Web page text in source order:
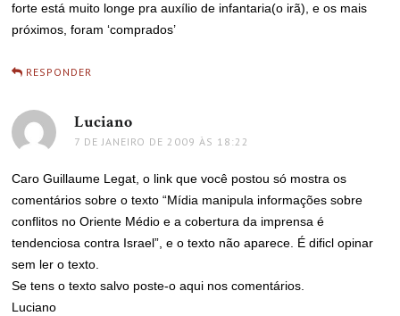
forte está muito longe pra auxílio de infantaria(o irã), e os mais
próximos, foram ‘comprados’
RESPONDER
Luciano
7 DE JANEIRO DE 2009 ÀS 18:22
Caro Guillaume Legat, o link que você postou só mostra os
comentários sobre o texto “Mídia manipula informações sobre
conflitos no Oriente Médio e a cobertura da imprensa é
tendenciosa contra Israel”, e o texto não aparece. É dificl opinar
sem ler o texto.
Se tens o texto salvo poste-o aqui nos comentários.
Luciano